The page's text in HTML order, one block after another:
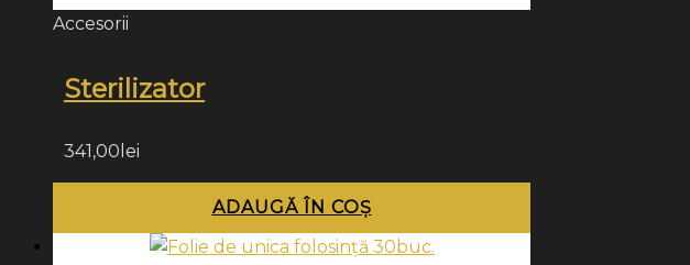
Accesorii
Sterilizator
341,00 lei
ADAUGĂ ÎN COȘ